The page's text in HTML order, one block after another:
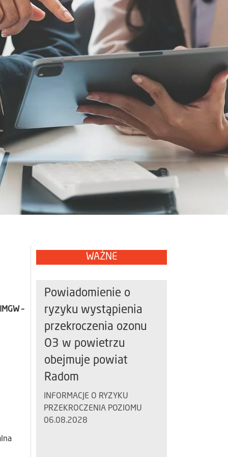
–
WAŻNE
Powiadomienie o
ryzyku wystąpienia
przekroczenia ozonu
O3 w powietrzu
obejmuje powiat
Radom
INFORMACJE O RYZYKU
PRZEKROCZENIA POZIOMU
06.08.2028